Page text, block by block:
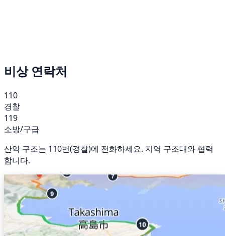
비상 연락처
110
경찰
119
소방/구급
산악 구조는 110번(경찰)에 전화하세요. 지역 구조대와 협력
합니다.